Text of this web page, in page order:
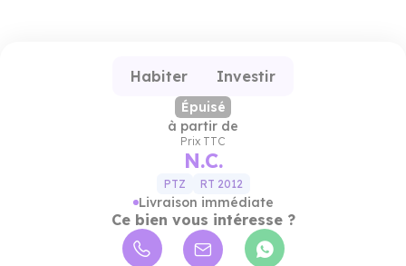
Habiter Investir
Épuisé
à partir de
Prix TTC
N.C.
PTZ RT 2012
Livraison immédiate
Ce bien vous intéresse ?